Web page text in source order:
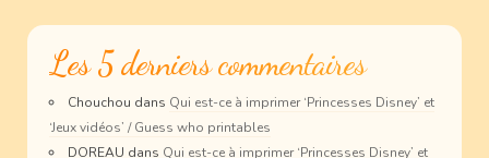
Les 5 derniers commentaires
Chouchou dans Qui est-ce à imprimer ‘Princesses Disney’ et
‘Jeux vidéos’ / Guess who printables
DOREAU dans Qui est-ce à imprimer ‘Princesses Disney’ et